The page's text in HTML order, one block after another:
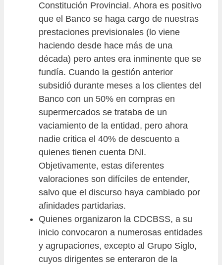
Constitución Provincial. Ahora es positivo
que el Banco se haga cargo de nuestras
prestaciones previsionales (lo viene
haciendo desde hace más de una
década) pero antes era inminente que se
fundía. Cuando la gestión anterior
subsidió durante meses a los clientes del
Banco con un 50% en compras en
supermercados se trataba de un
vaciamiento de la entidad, pero ahora
nadie critica el 40% de descuento a
quienes tienen cuenta DNI.
Objetivamente, estas diferentes
valoraciones son difíciles de entender,
salvo que el discurso haya cambiado por
afinidades partidarias.
Quienes organizaron la CDCBSS, a su
inicio convocaron a numerosas entidades
y agrupaciones, excepto al Grupo Siglo,
cuyos dirigentes se enteraron de la